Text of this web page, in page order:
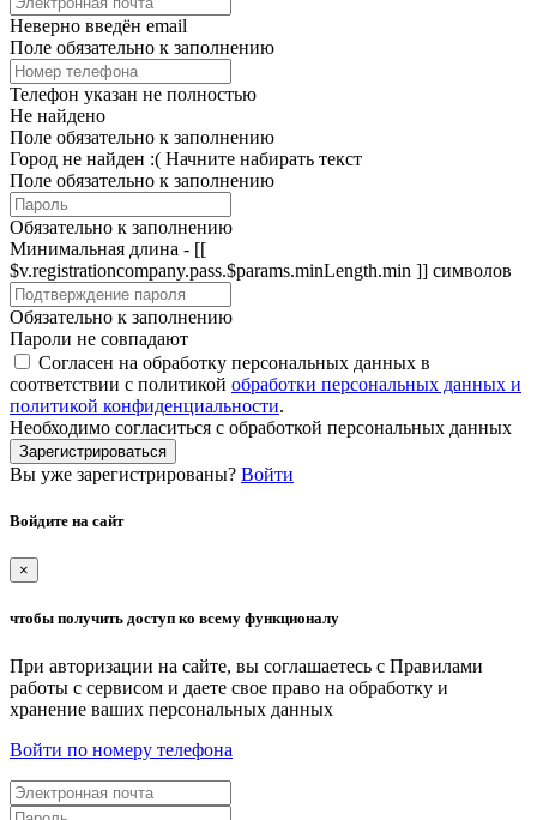
Неверно введён email
Поле обязательно к заполнению
Телефон указан не полностью
Не найдено
Поле обязательно к заполнению
Город не найден :( Начните набирать текст
Поле обязательно к заполнению
Обязательно к заполнению
Минимальная длина - [[
$v.registrationcompany.pass.$params.minLength.min ]] символов
Обязательно к заполнению
Пароли не совпадают
Согласен на обработку персональных данных в
соответствии с политикой обработки персональных данных и
политикой конфиденциальности.
Необходимо согласиться с обработкой персональных данных
Зарегистрироваться
Вы уже зарегистрированы? Войти
Войдите на сайт
×
чтобы получить доступ ко всему функционалу
При авторизации на сайте, вы соглашаетесь с Правилами
работы с сервисом и даете свое право на обработку и
хранение ваших персональных данных
Войти по номеру телефона